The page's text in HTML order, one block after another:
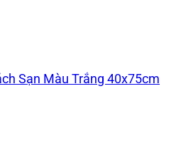
Sạn Màu Trắng 40x75cm